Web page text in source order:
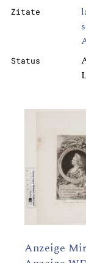
Zitate
Status
Anzeige